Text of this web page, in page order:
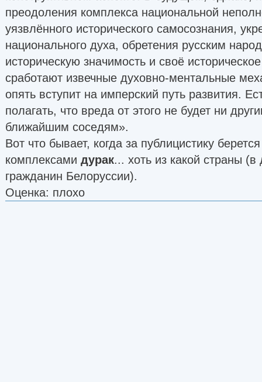
преодоления комплекса национальной
уязвлённого исторического самосознания,
национального духа, обретения русским
историческую значимость и своё
сработают извечные духовно-ментальные
опять вступит на имперский путь развития.
полагать, что вреда от этого не будет ни
ближайшим соседям».
Вот что бывает, когда за публицистику
комплексами дурак... хоть из какой страны
гражданин Белоруссии).
Оценка: плохо